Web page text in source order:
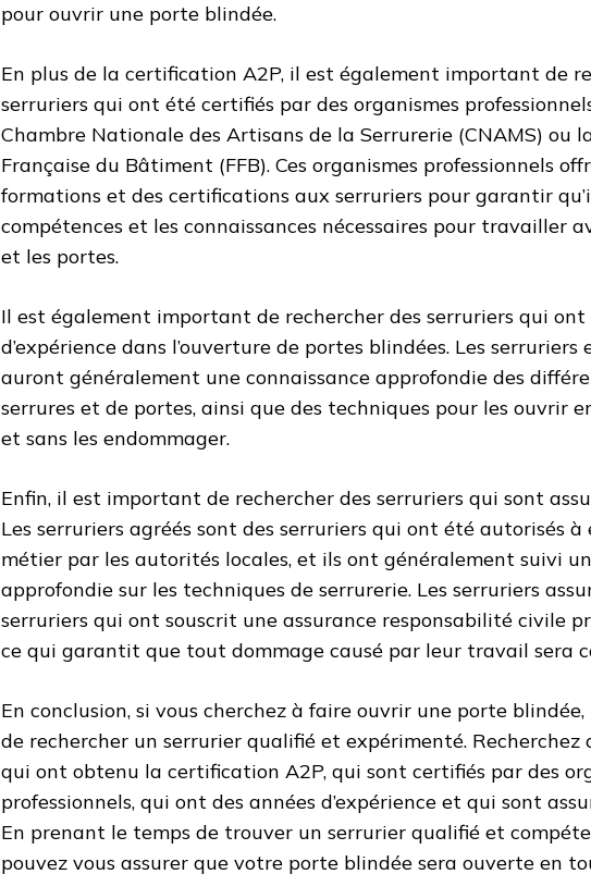
pour ouvrir une porte blindée.
En plus de la certification A2P, il est également important de
serruriers qui ont été certifiés par des organismes
Chambre Nationale des Artisans de la Serrurerie (CNAMS) ou
Française du Bâtiment (FFB). Ces organismes professionnels
formations et des certifications aux serruriers pour garantir
compétences et les connaissances nécessaires pour travailler
et les portes.
Il est également important de rechercher des serruriers qui ont
d’expérience dans l’ouverture de portes blindées. Les serruriers
auront généralement une connaissance approfondie des
serrures et de portes, ainsi que des techniques pour les ouvrir
et sans les endommager.
Enfin, il est important de rechercher des serruriers qui sont
Les serruriers agréés sont des serruriers qui ont été autorisés à
métier par les autorités locales, et ils ont généralement suivi
approfondie sur les techniques de serrurerie. Les serruriers
serruriers qui ont souscrit une assurance responsabilité civile
ce qui garantit que tout dommage causé par leur travail sera
En conclusion, si vous cherchez à faire ouvrir une porte
de rechercher un serrurier qualifié et expérimenté. Recherchez
qui ont obtenu la certification A2P, qui sont certifiés par des
professionnels, qui ont des années d’expérience et qui sont
En prenant le temps de trouver un serrurier qualifié et
pouvez vous assurer que votre porte blindée sera ouverte en